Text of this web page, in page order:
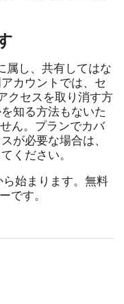
属し、共有してはな
カウントでは、セ
クセスを取り消す方
知る方法もないた
ん。プランでカバ
が必要な場合は、
ください。
ら始まります。無料
です。